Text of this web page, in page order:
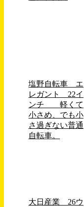
塩野自転車 エ
レガント 22イ
ンチ 軽くて
小さめ、でも小
さ過ぎない普通
自転車。
大日産業 26ウ